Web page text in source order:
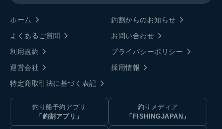
ホーム
釣割からのお知らせ
よくあるご質問
お問い合わせ
利用規約
プライバシーポリシー
運営会社
採用情報
特定商取引法に基づく表記
釣り船予約アプリ
「釣割アプリ」
釣りメディア
「FISHINGJAPAN」